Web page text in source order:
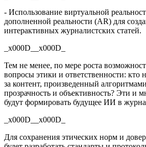
- Использование виртуальной
дополненной реальности (AR) для
интерактивных журналистских статей.
_x000D__x000D_
Тем не менее, по мере роста
вопросы этики и ответственности: кто
за контент, произведенный
прозрачность и объективность? Эти и
будут формировать будущее ИИ в
_x000D__x000D_
Для сохранения этических норм и